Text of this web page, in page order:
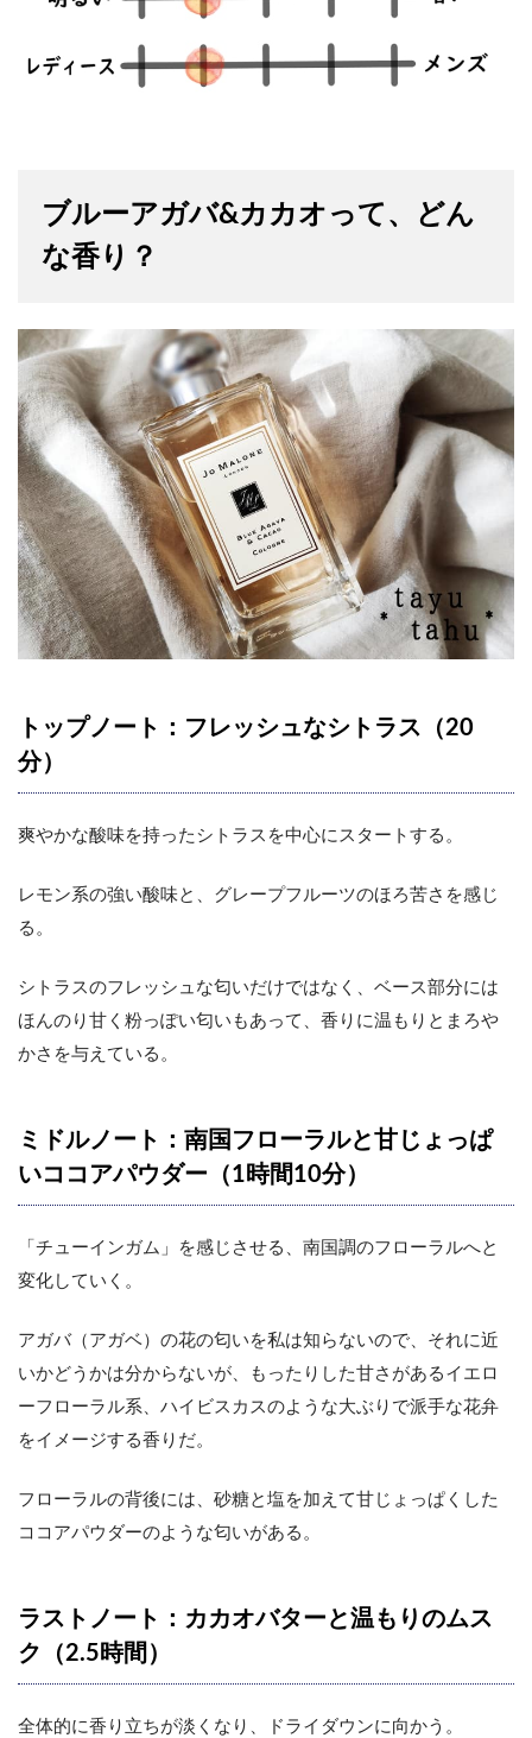
ブルーアガバ&カカオって、どん
な香り？
トップノート：フレッシュなシトラス（20
分）
爽やかな酸味を持ったシトラスを中心にスタートする。
レモン系の強い酸味と、グレープフルーツのほろ苦さを感じ
る。
シトラスのフレッシュな匂いだけではなく、ベース部分には
ほんのり甘く粉っぽい匂いもあって、香りに温もりとまろや
かさを与えている。
ミドルノート：南国フローラルと甘じょっぱ
いココアパウダー（1時間10分）
「チューインガム」を感じさせる、南国調のフローラルへと
変化していく。
アガバ（アガベ）の花の匂いを私は知らないので、それに近
いかどうかは分からないが、もったりした甘さがあるイエロ
ーフローラル系、ハイビスカスのような大ぶりで派手な花弁
をイメージする香りだ。
フローラルの背後には、砂糖と塩を加えて甘じょっぱくした
ココアパウダーのような匂いがある。
ラストノート：カカオバターと温もりのムス
ク（2.5時間）
全体的に香り立ちが淡くなり、ドライダウンに向かう。